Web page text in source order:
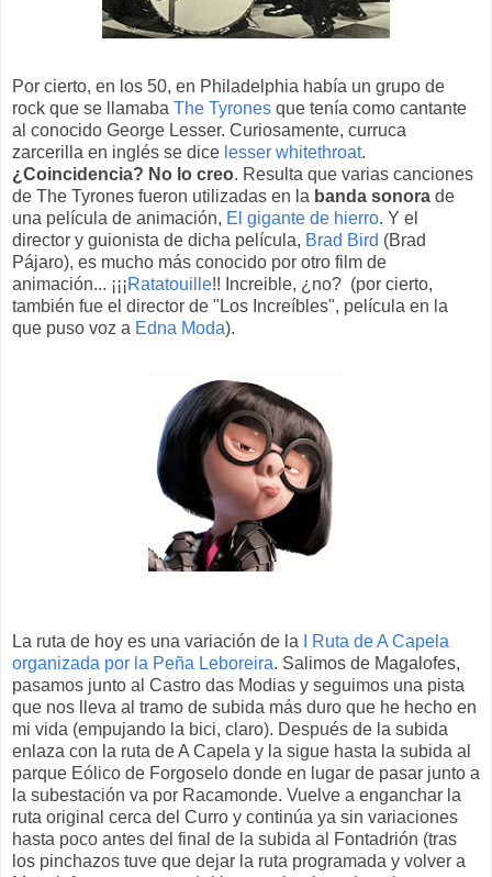
Por cierto, en los 50, en Philadelphia había un grupo de
rock que se llamaba The Tyrones que tenía como cantante
al conocido George Lesser. Curiosamente, curruca
zarcerilla en inglés se dice lesser whitethroat.
¿Coincidencia? No lo creo. Resulta que varias canciones
de The Tyrones fueron utilizadas en la banda sonora de
una película de animación, El gigante de hierro. Y el
director y guionista de dicha película, Brad Bird (Brad
Pájaro), es mucho más conocido por otro film de
animación... ¡¡¡Ratatouille!! Increible, ¿no? (por cierto,
también fue el director de "Los Increíbles", película en la
que puso voz a Edna Moda).
La ruta de hoy es una variación de la
I Ruta de A Capela
organizada por la Peña Leboreira. Salimos de Magalofes,
pasamos junto al Castro das Modias y seguimos una pista
que nos lleva al tramo de subida más duro que he hecho en
mi vida (empujando la bici, claro). Después de la subida
enlaza con la ruta de A Capela y la sigue hasta la subida al
parque Eólico de Forgoselo donde en lugar de pasar junto a
la subestación va por Racamonde. Vuelve a enganchar la
ruta original cerca del Curro y continúa ya sin variaciones
hasta poco antes del final de la subida al Fontadrión (tras
los pinchazos tuve que dejar la ruta programada y volver a